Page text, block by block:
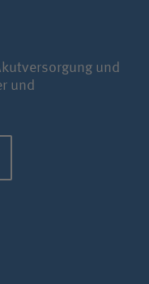
und
und